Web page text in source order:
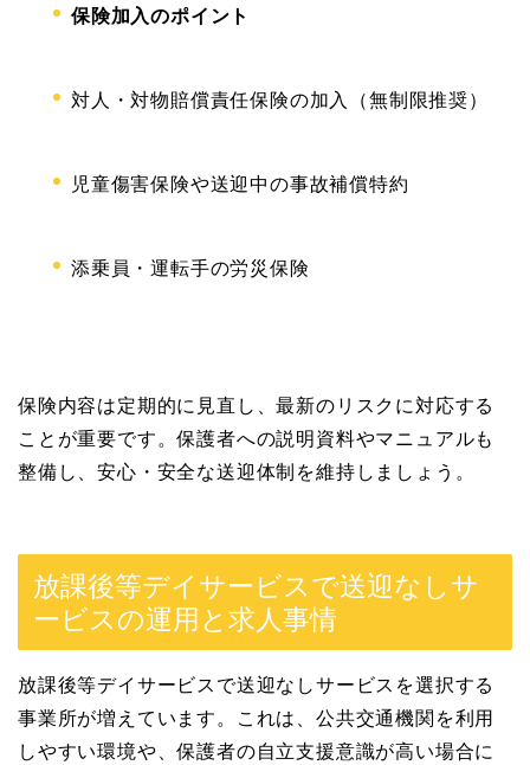
保険加入のポイント
対人・対物賠償責任保険の加入（無制限推奨）
児童傷害保険や送迎中の事故補償特約
添乗員・運転手の労災保険
保険内容は定期的に見直し、最新のリスクに対応する
ことが重要です。保護者への説明資料やマニュアルも
整備し、安心・安全な送迎体制を維持しましょう。
放課後等デイサービスで送迎なしサ
ービスの運用と求人事情
放課後等デイサービスで送迎なしサービスを選択する
事業所が増えています。これは、公共交通機関を利用
しやすい環境や、保護者の自立支援意識が高い場合に